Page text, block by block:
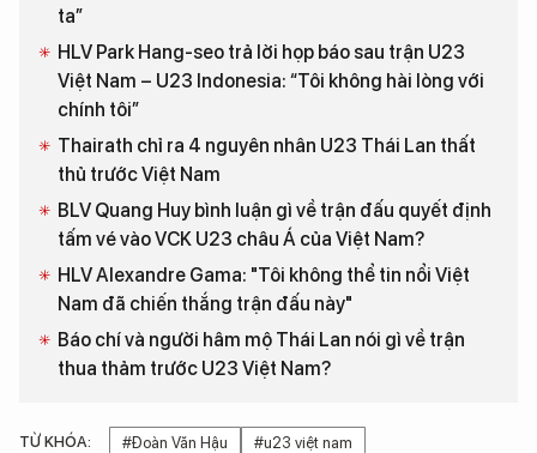
ta”
HLV Park Hang-seo trả lời họp báo sau trận U23
Việt Nam – U23 Indonesia: “Tôi không hài lòng với
chính tôi”
Thairath chỉ ra 4 nguyên nhân U23 Thái Lan thất
thủ trước Việt Nam
BLV Quang Huy bình luận gì về trận đấu quyết định
tấm vé vào VCK U23 châu Á của Việt Nam?
HLV Alexandre Gama: "Tôi không thể tin nổi Việt
Nam đã chiến thắng trận đấu này"
Báo chí và người hâm mộ Thái Lan nói gì về trận
thua thảm trước U23 Việt Nam?
TỪ KHÓA: #Đoàn Văn Hậu
#u23 việt nam